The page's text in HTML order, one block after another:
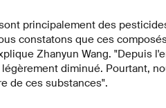
principalement des
constatons que ces
Zhanyun Wang. "Depuis
diminué. Pourtant,
de ces substances".